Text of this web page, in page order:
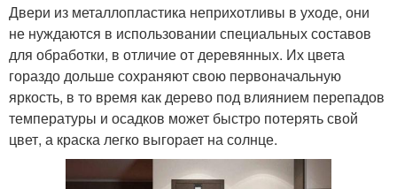
Двери из металлопластика неприхотливы в уходе, они
не нуждаются в использовании специальных составов
для обработки, в отличие от деревянных. Их цвета
гораздо дольше сохраняют свою первоначальную
яркость, в то время как дерево под влиянием перепадов
температуры и осадков может быстро потерять свой
цвет, а краска легко выгорает на солнце.